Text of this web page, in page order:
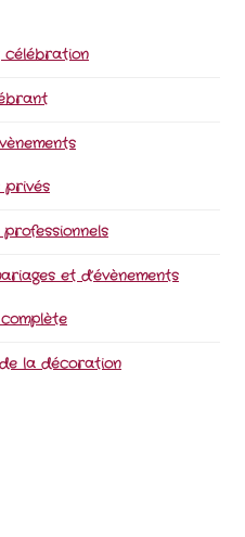
célébration
privés
professionnels
et d’évènements
la décoration